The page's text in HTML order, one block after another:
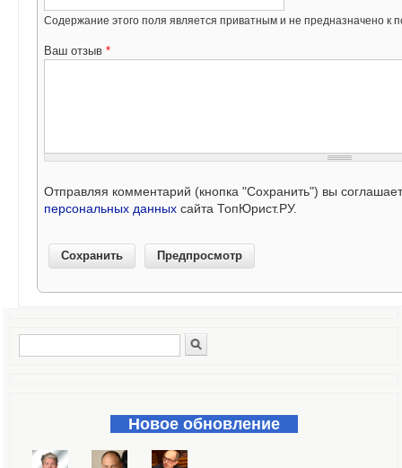
Содержание этого поля является приватным и не предназначено к
Ваш отзыв *
Отправляя комментарий (кнопка "Сохранить") вы
персональных данных сайта ТопЮрист.РУ.
Форма поиска
Новое обновление